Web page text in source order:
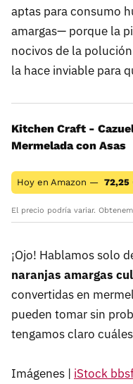
aptas para consumo
amargas— porque la
nocivos de la
la hace inviable para
Kitchen Craft -
Mermelada con Asas
Hoy en Amazon — 72,25
El precio podría variar.
¡Ojo! Hablamos solo
naranjas amargas
convertidas en
pueden tomar sin
tengamos claro
Imágenes | iStock